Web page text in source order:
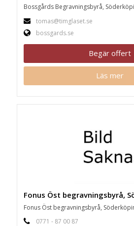
Bossgårds Begravningsbyrå,
tomas@timglaset.se
bossgards.se
Begär offert
Läs mer
Fonus Öst begravningsbyrå,
Fonus Öst begravningsbyrå,
0771 - 87 00 87